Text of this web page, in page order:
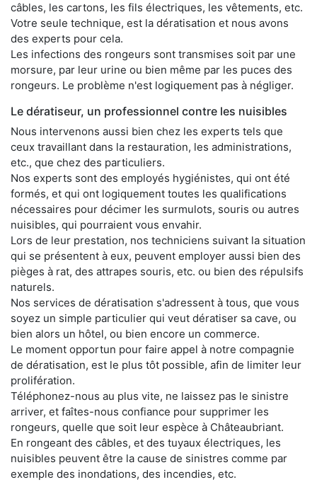
câbles, les cartons, les fils électriques, les vêtements, etc.
Votre seule technique, est la dératisation et nous avons
des experts pour cela.
Les infections des rongeurs sont transmises soit par une
morsure, par leur urine ou bien même par les puces des
rongeurs. Le problème n'est logiquement pas à négliger.
Le dératiseur, un professionnel contre les nuisibles
Nous intervenons aussi bien chez les experts tels que
ceux travaillant dans la restauration, les administrations,
etc., que chez des particuliers.
Nos experts sont des employés hygiénistes, qui ont été
formés, et qui ont logiquement toutes les qualifications
nécessaires pour décimer les surmulots, souris ou autres
nuisibles, qui pourraient vous envahir.
Lors de leur prestation, nos techniciens suivant la situation
qui se présentent à eux, peuvent employer aussi bien des
pièges à rat, des attrapes souris, etc. ou bien des répulsifs
naturels.
Nos services de dératisation s'adressent à tous, que vous
soyez un simple particulier qui veut dératiser sa cave, ou
bien alors un hôtel, ou bien encore un commerce.
Le moment opportun pour faire appel à notre compagnie
de dératisation, est le plus tôt possible, afin de limiter leur
prolifération.
Téléphonez-nous au plus vite, ne laissez pas le sinistre
arriver, et faîtes-nous confiance pour supprimer les
rongeurs, quelle que soit leur espèce à Châteaubriant.
En rongeant des câbles, et des tuyaux électriques, les
nuisibles peuvent être la cause de sinistres comme par
exemple des inondations, des incendies, etc.